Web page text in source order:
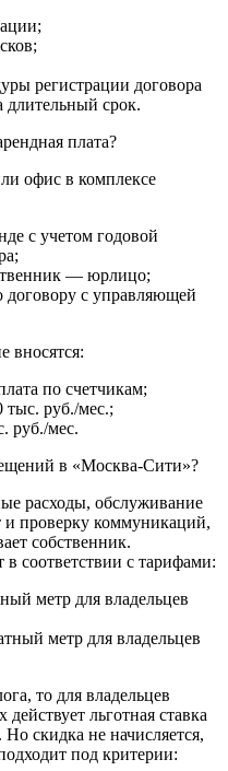
регистрации договора
срок.
плата?
офис в комплексе
с учетом годовой
— юрлицо;
договору с управляющей
вносятся:
по счетчикам;
тыс. руб./мес.;
руб./мес.
в «Москва-Сити»?
расходы, обслуживание
и проверку коммуникаций,
собственник.
соответствии с тарифами:
метр для владельцев
метр для владельцев
то для владельцев
льготная ставка
скидка не начисляется,
под критерии: